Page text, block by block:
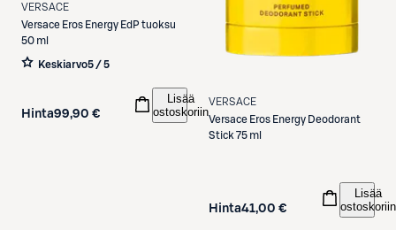
VERSACE
Versace Eros Energy EdP tuoksu
50 ml
Keskiarvo5 / 5
Hinta99,90 €
Lisää
ostoskoriin
VERSACE
Versace Eros Energy Deodorant
Stick 75 ml
Hinta41,00 €
Lisää
ostoskoriin